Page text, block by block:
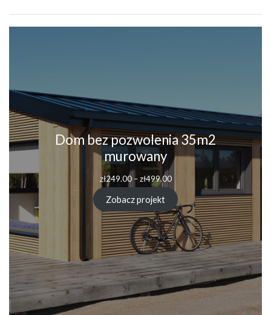
Dom bez pozwolenia 35m2
murowany
zł249.00 – zł499.00
Zobacz projekt